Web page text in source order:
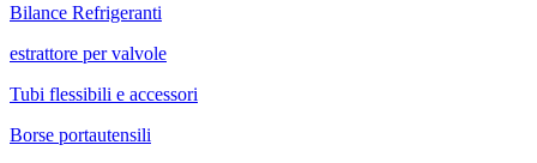
Bilance Refrigeranti
estrattore per valvole
Tubi flessibili e accessori
Borse portautensili